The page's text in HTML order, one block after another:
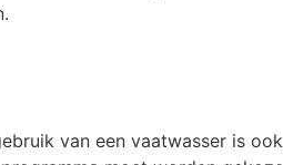
van een vaatwasser is